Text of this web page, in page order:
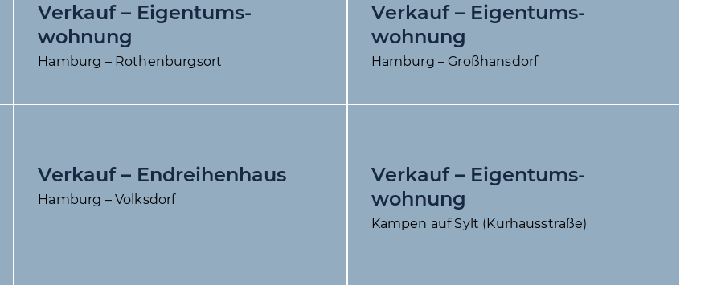
Verkauf – Eigentums­
wohnung
Hamburg – Rothenburgsort
Verkauf – Eigentums­
wohnung
Hamburg – Großhansdorf
Verkauf – End­reihenhaus
Hamburg – Volksdorf
Verkauf – Eigentums­
wohnung
Kampen auf Sylt (Kurhausstraße)